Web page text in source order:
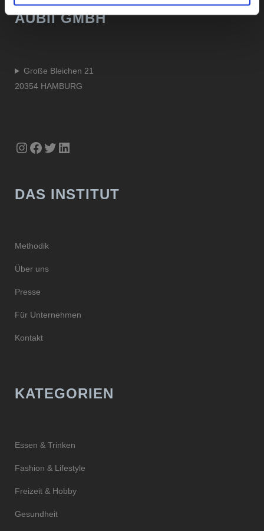
AUBII GMBH
Große Bleichen 21
20354 HAMBURG
Instagram
Facebook
Twitter
LinkedIn
DAS INSTITUT
Methodik
Über uns
Presse
Für Unternehmen
Kontakt
KATEGORIEN
Essen & Trinken
Fashion & Lifestyle
Freizeit & Hobby
Gesundheit